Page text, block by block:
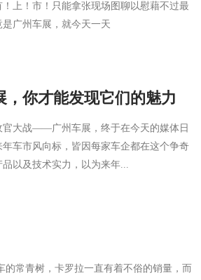
上！市！只能拿张现场图聊以慰藉不过最
广州车展，就今天一天
你才能发现它们的魅力
官大战——广州车展，终于在今天的媒体日
车市风向标，皆因每家车企都在这个争奇
以及技术实力，以为来年...
的常青树，卡罗拉一直有着不俗的销量，而